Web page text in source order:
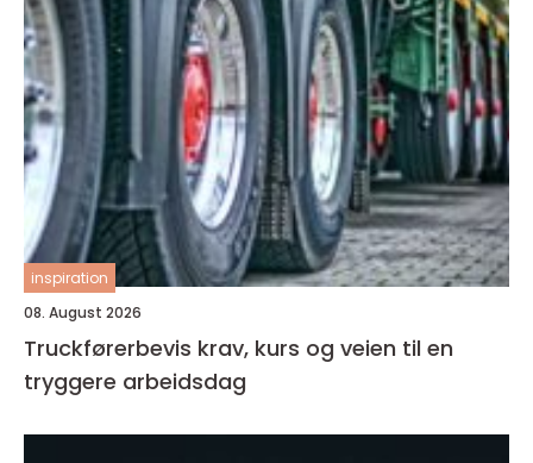
inspiration
08. August 2026
Truckførerbevis krav, kurs og veien til en
tryggere arbeidsdag